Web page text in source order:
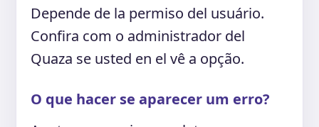
Depende de la permiso del usuário.
Confira com o administrador del
Quaza se usted en el vê a opção.
O que hacer se aparecer um erro?